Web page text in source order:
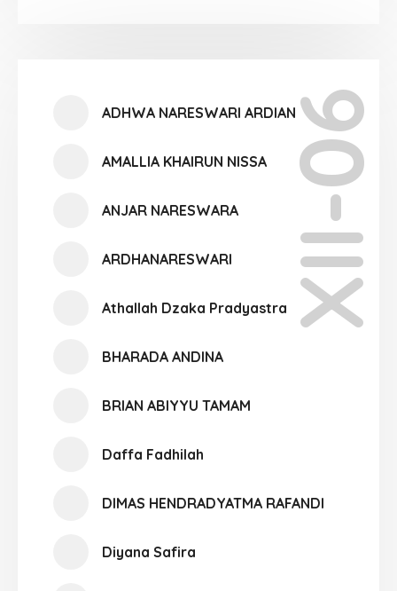
XII-06
ADHWA NARESWARI ARDIAN
AMALLIA KHAIRUN NISSA
ANJAR NARESWARA
ARDHANARESWARI
Athallah Dzaka Pradyastra
BHARADA ANDINA
BRIAN ABIYYU TAMAM
Daffa Fadhilah
DIMAS HENDRADYATMA RAFANDI
Diyana Safira